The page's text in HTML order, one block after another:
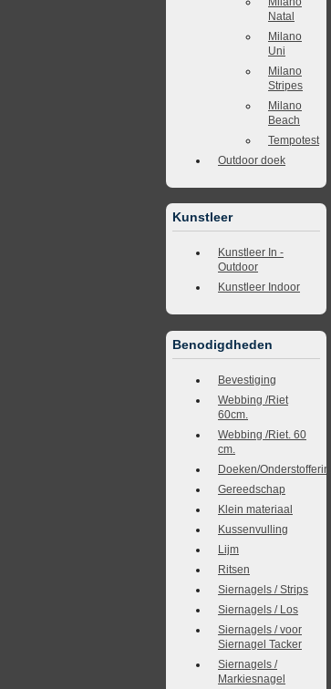
Natal
Milano
Uni
Milano
Stripes
Milano
Beach
Tempotest
Outdoor doek
Kunstleer
Kunstleer In -
Outdoor
Kunstleer Indoor
Benodigdheden
Bevestiging
Webbing /Riet
60cm.
Webbing /Riet. 60
cm.
Doeken/Onderstoffering
Gereedschap
Klein materiaal
Kussenvulling
Lijm
Ritsen
Siernagels / Strips
Siernagels / Los
Siernagels / voor
Siernagel Tacker
Siernagels /
Markiesnagel